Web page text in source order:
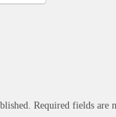
Required fields are